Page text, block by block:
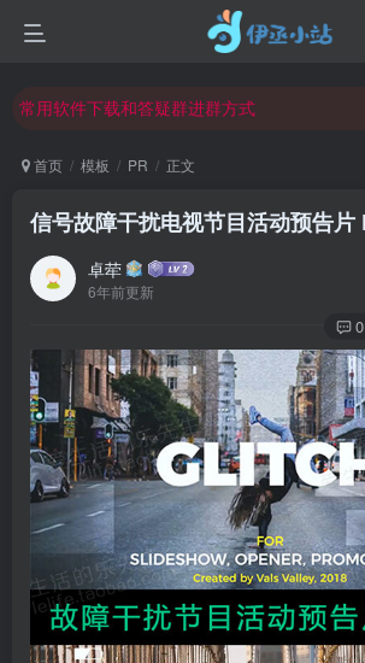
欢迎反馈网站中存在的问题和建议！
常用软件下载和答疑群进群方式
欢迎访问伊丞小站！
首页 模板 PR 正文
信号故障干扰电视节目活动预告片
卓荦
6年前更新
0